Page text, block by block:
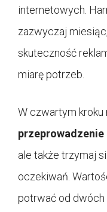
internetowych.
zazwyczaj
skuteczność
miarę potrzeb.
W czwartym kroku
ale także trzymaj
oczekiwań.
potrwać od